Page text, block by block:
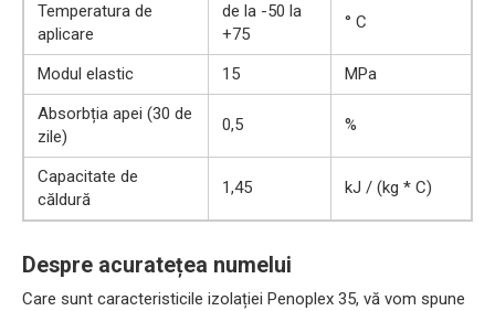
Temperatura de
aplicare
de la -50 la
+75
° C
Modul elastic 15
MPa
Absorbția apei (30 de
zile)
0,5 %
Capacitate de
căldură
1,45 kJ / (kg * C)
Despre acuratețea numelui
Care sunt caracteristicile izolației Penoplex 35, vă vom spune